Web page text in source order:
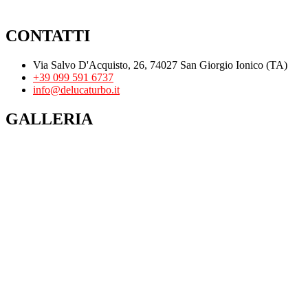
CONTATTI
Via Salvo D'Acquisto, 26, 74027 San Giorgio Ionico (TA)
+39 099 591 6737
info@delucaturbo.it
GALLERIA